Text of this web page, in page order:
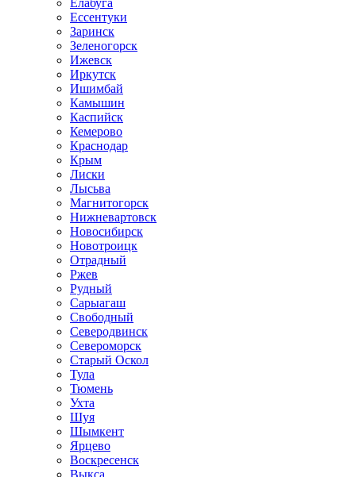
Елабуга
Ессентуки
Заринск
Зеленогорск
Ижевск
Иркутск
Ишимбай
Камышин
Каспийск
Кемерово
Краснодар
Крым
Лиски
Лысьва
Магнитогорск
Нижневартовск
Новосибирск
Новотроицк
Отрадный
Ржев
Рудный
Сарыагаш
Свободный
Северодвинск
Североморск
Старый Оскол
Тула
Тюмень
Ухта
Шуя
Шымкент
Ярцево
Воскресенск
Выкса